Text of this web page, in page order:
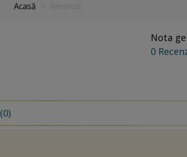
Acasă
Nota
0
(0)